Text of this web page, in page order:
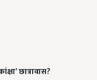
छात्रावास?